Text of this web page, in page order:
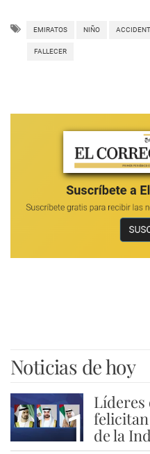
EMIRATOS NIÑO
FALLECER
Noticias de hoy
1
Líderes
de la